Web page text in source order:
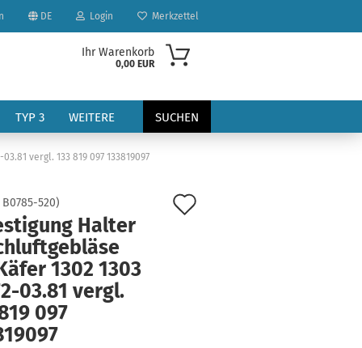
DE Login Merkzettel
Ihr Warenkorb
0,00 EUR
TYP 3 SUCHEN
WEITERE
vergl. 133 819 097 133819097
B0785-520)
Halter
1302 1303
03.81 vergl.
097